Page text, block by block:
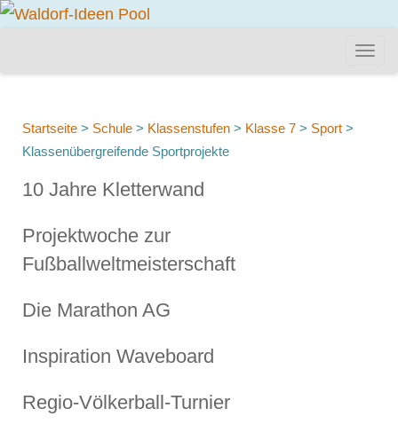
Startseite > Schule > Klassenstufen > Klasse 7 > Sport >
Klassenübergreifende Sportprojekte
10 Jahre Kletterwand
Projektwoche zur
Fußballweltmeisterschaft
Die Marathon AG
Inspiration Waveboard
Regio-Völkerball-Turnier